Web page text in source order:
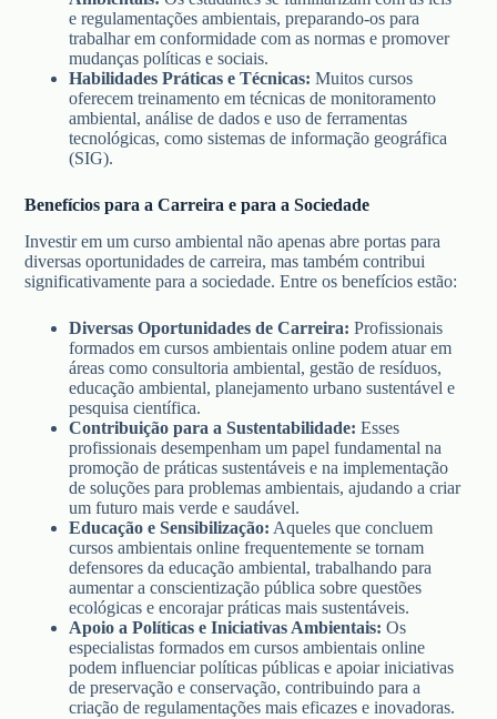
e regulamentações ambientais, preparando-os para
trabalhar em conformidade com as normas e promover
mudanças políticas e sociais.
Habilidades Práticas e Técnicas: Muitos cursos
oferecem treinamento em técnicas de monitoramento
ambiental, análise de dados e uso de ferramentas
tecnológicas, como sistemas de informação geográfica
(SIG).
Benefícios para a Carreira e para a Sociedade
Investir em um curso ambiental não apenas abre portas para
diversas oportunidades de carreira, mas também contribui
significativamente para a sociedade. Entre os benefícios estão:
Diversas Oportunidades de Carreira: Profissionais
formados em cursos ambientais online podem atuar em
áreas como consultoria ambiental, gestão de resíduos,
educação ambiental, planejamento urbano sustentável e
pesquisa científica.
Contribuição para a Sustentabilidade: Esses
profissionais desempenham um papel fundamental na
promoção de práticas sustentáveis e na implementação
de soluções para problemas ambientais, ajudando a criar
um futuro mais verde e saudável.
Educação e Sensibilização: Aqueles que concluem
cursos ambientais online frequentemente se tornam
defensores da educação ambiental, trabalhando para
aumentar a conscientização pública sobre questões
ecológicas e encorajar práticas mais sustentáveis.
Apoio a Políticas e Iniciativas Ambientais: Os
especialistas formados em cursos ambientais online
podem influenciar políticas públicas e apoiar iniciativas
de preservação e conservação, contribuindo para a
criação de regulamentações mais eficazes e inovadoras.